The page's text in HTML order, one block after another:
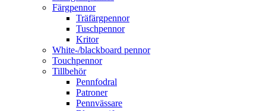
Färgpennor
Träfärgpennor
Tuschpennor
Kritor
White-/blackboard pennor
Touchpennor
Tillbehör
Pennfodral
Patroner
Pennvässare